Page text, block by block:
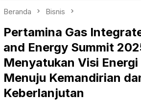
Beranda Bisnis
Pertamina Gas
and Energy Summit
Menyatukan Visi
Menuju Kemandirian
Keberlanjutan